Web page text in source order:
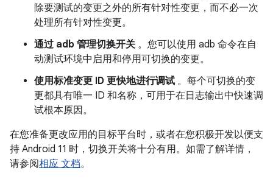
除要测试的变更之外的所有针对性变更，而不必一次
处理所有针对性变更。
通过 adb 管理切换开关 。您可以使用 adb 命令在自
动测试环境中启用和停用可切换的变更。
使用标准变更 ID 更快地进行调试 。每个可切换的变
更都具有唯一 ID 和名称，可用于在日志输出中快速调
试根本原因。
在您准备更改应用的目标平台时，或者在您积极开发以便支
持 Android 11 时，切换开关将十分有用。如需了解详情，
请参阅相应 文档。